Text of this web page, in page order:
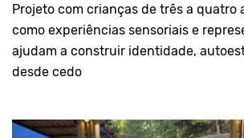
Projeto com crianças de três a quatro
como experiências sensoriais e
ajudam a construir identidade,
desde cedo